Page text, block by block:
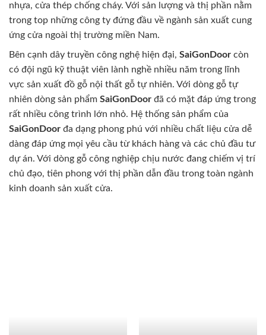
nhựa, cửa thép chống cháy. Với sản lượng và thị phần nằm
trong top những công ty đứng đầu về ngành sản xuất cung
ứng cửa ngoài thị trường miền Nam.
Bên cạnh dây truyền công nghệ hiện đại, SaiGonDoor còn
có đội ngũ kỹ thuật viên lành nghề nhiều năm trong lĩnh
vực sản xuất đồ gỗ nội thất gỗ tự nhiên. Với dòng gỗ tự
nhiên dòng sản phẩm SaiGonDoor đã có mặt đáp ứng trong
rất nhiều công trình lớn nhỏ. Hệ thống sản phẩm của
SaiGonDoor đa dạng phong phú với nhiều chất liệu cửa dễ
dàng đáp ứng mọi yêu cầu từ khách hàng và các chủ đầu tư
dự án. Với dòng gỗ công nghiệp chịu nước đang chiếm vị trí
chủ đạo, tiên phong với thị phần dẫn đầu trong toàn ngành
kinh doanh sản xuất cửa.